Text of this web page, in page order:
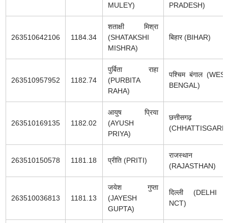
MULEY)
PRADESH)
263510642106 1184.34
शताक्षी मिश्रा
(SHATAKSHI
MISHRA)
बिहार (BIHAR)
263510957952 1182.74
पुर्बिता राहा
(PURBITA
RAHA)
पश्चिम बंगाल
BENGAL)
263510169135 1182.02
आयुष प्रिया
(AYUSH
PRIYA)
छत्तीसगढ़
263510150578 1181.18 प्रीति (PRITI)
राजस्थान
(RAJASTHAN)
263510036813 1181.13
जयेश गुप्ता
(JAYESH
GUPTA)
दिल्ली (DELHI
NCT)